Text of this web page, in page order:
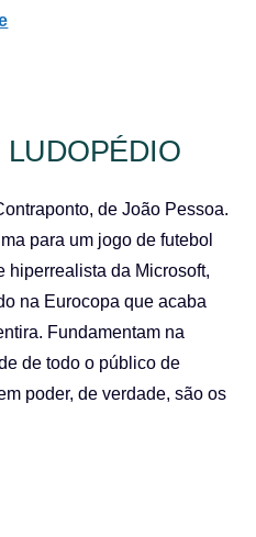
LUDOPÉDIO
de João Pessoa.
para um jogo de futebol
hiperrealista da Microsoft,
na Eurocopa que acaba
Fundamentam na
de todo o público de
poder, de verdade, são os